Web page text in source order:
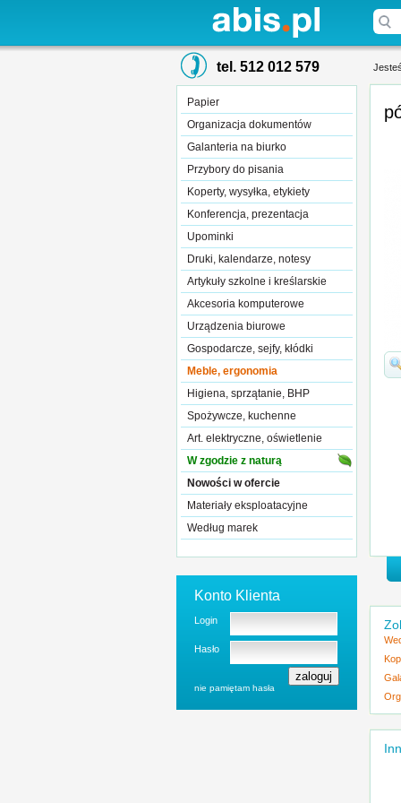
tel. 512 012 579
Papier
Organizacja dokumentów
Galanteria na biurko
Przybory do pisania
Koperty, wysyłka, etykiety
Konferencja, prezentacja
Upominki
Druki, kalendarze, notesy
Artykuły szkolne i kreślarskie
Akcesoria komputerowe
Urządzenia biurowe
Gospodarcze, sejfy, kłódki
Meble, ergonomia
Higiena, sprzątanie, BHP
Spożywcze, kuchenne
Art. elektryczne, oświetlenie
W zgodzie z naturą
Nowości w ofercie
Materiały eksploatacyjne
Według marek
Konto Klienta
Login
Hasło
nie pamiętam hasła